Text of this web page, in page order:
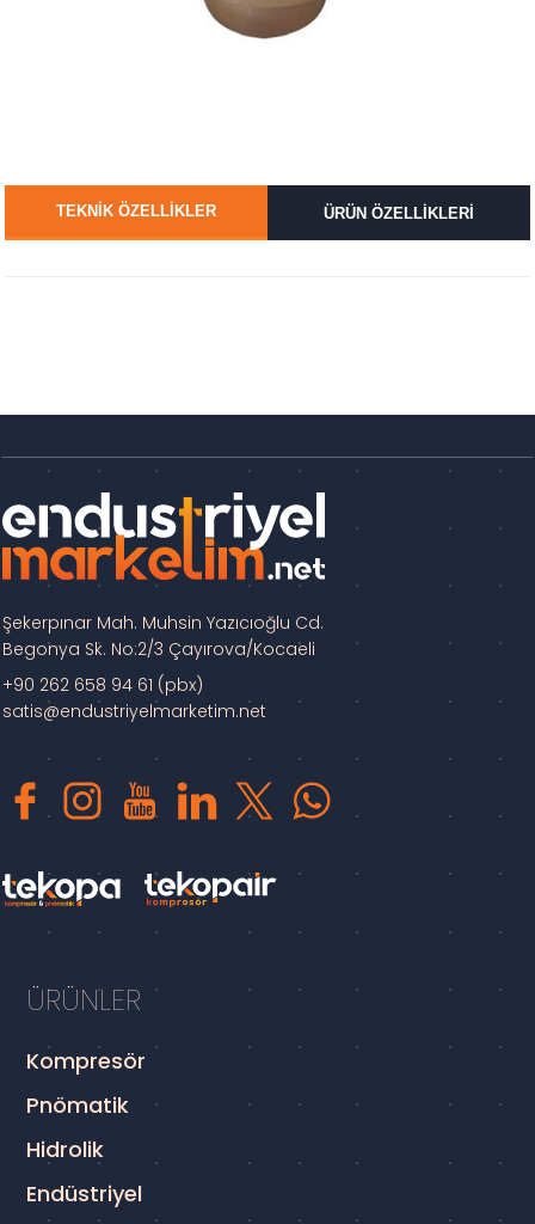
TEKNİK ÖZELLİKLER ÜRÜN ÖZELLİKLERİ
Şekerpınar Mah. Muhsin Yazıcıoğlu Cd.
Begonya Sk. No:2/3 Çayırova/Kocaeli
+90 262 658 94 61 (pbx)
satis@endustriyelmarketim.net
ÜRÜNLER
Kompresör
Pnömatik
Hidrolik
Endüstriyel